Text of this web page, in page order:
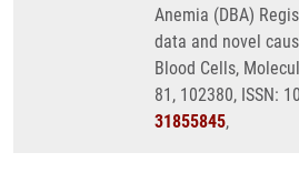
Anemia (DBA)
data and novel
Blood Cells,
81, 102380, ISSN:
31855845,